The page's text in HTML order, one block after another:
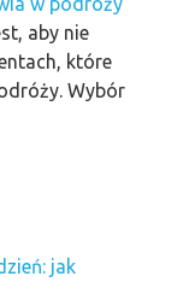
aby nie
które
Wybór
jak